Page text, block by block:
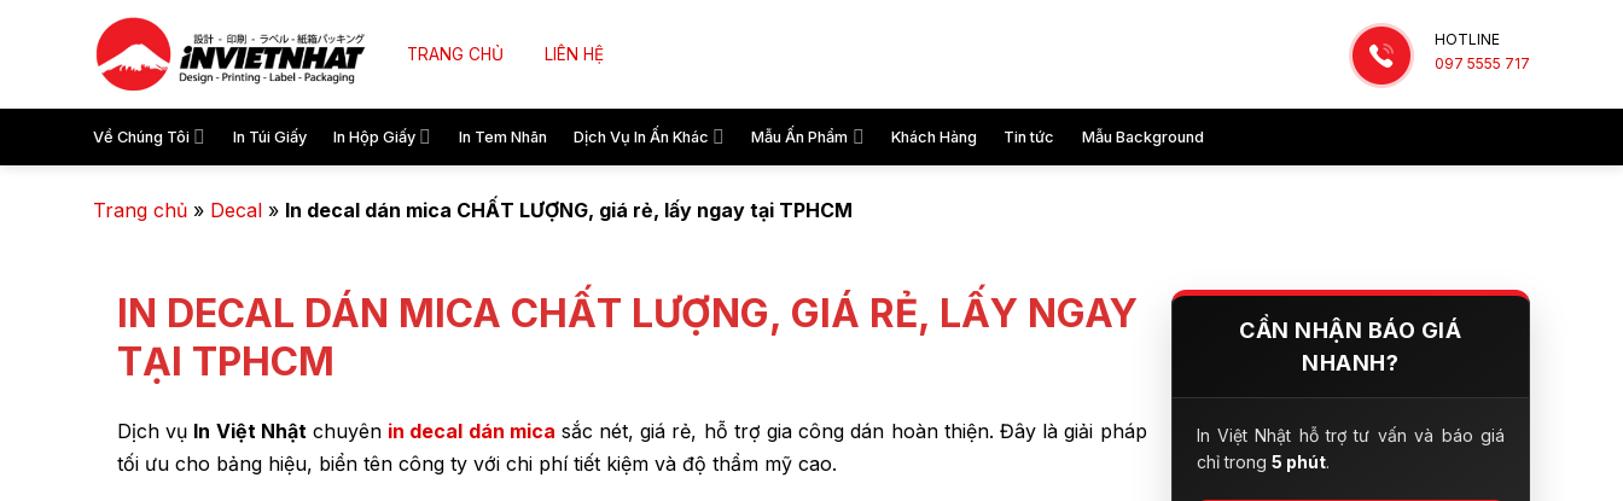
TRANG CHỦ LIÊN HỆ
HOTLINE
097 5555 717
Về Chúng Tôi In Túi Giấy In Hộp Giấy In Tem Nhãn Dịch Vụ In Ấn Khác Mẫu Ấn Phẩm Khách Hàng Tin tức Mẫu Background
Trang chủ » Decal » In decal dán mica CHẤT LƯỢNG, giá rẻ, lấy ngay tại TPHCM
IN DECAL DÁN MICA CHẤT LƯỢNG, GIÁ RẺ, LẤY NGAY
TẠI TPHCM
Dịch vụ In Việt Nhậtchuyên in decal dán mica sắc nét, giá rẻ, hỗ trợ gia công dán hoàn thiện. Đây là giải pháp
tối ưu cho bảng hiệu, biển tên công ty với chi phí tiết kiệm và độ thẩm mỹ cao.
CẦN NHẬN BÁO GIÁ
NHANH?
In Việt Nhật hỗ trợ tư vấn và báo giá
chỉ trong 5 phút.